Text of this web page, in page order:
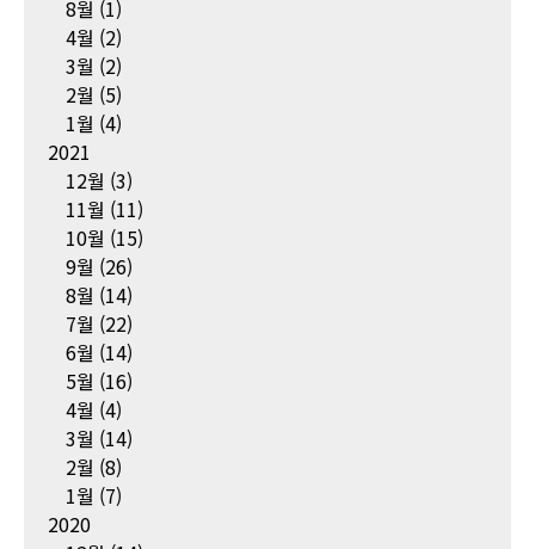
8월 (1)
4월 (2)
3월 (2)
2월 (5)
1월 (4)
2021
12월 (3)
11월 (11)
10월 (15)
9월 (26)
8월 (14)
7월 (22)
6월 (14)
5월 (16)
4월 (4)
3월 (14)
2월 (8)
1월 (7)
2020